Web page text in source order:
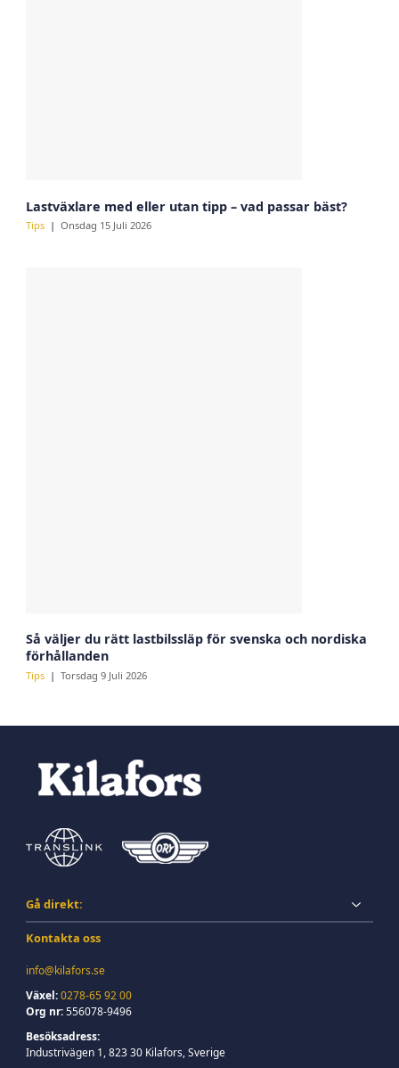
Lastväxlare med eller utan tipp – vad passar bäst?
Tips Onsdag 15 Juli 2026
Så väljer du rätt lastbilssläp för svenska och nordiska
förhållanden
Tips Torsdag 9 Juli 2026
Gå direkt:
Kontakta oss
info@kilafors.se
Växel:0278-65 92 00
Org nr:556078-9496
Besöksadress:
Industrivägen 1, 823 30 Kilafors, Sverige